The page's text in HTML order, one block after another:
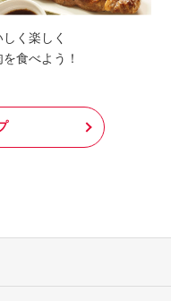
しく楽しく
を食べよう！